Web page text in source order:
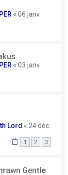
« 06 janv.
« 03 janv.
Lord « 24 déc.
1 2 3
Gentle